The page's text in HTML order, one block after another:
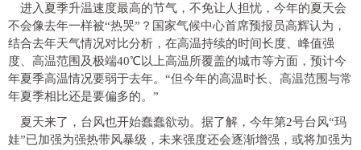
进入夏季升温速度最高的节气，不免让人担忧，今年的夏天会
不会像去年一样被“热哭”？国家气候中心首席预报员高辉认为，
结合去年天气情况对比分析，在高温持续的时间长度、峰值强
度、高温范围及极端40℃以上高温所覆盖的城市等方面，预计今
年夏季高温情况要弱于去年。“但今年的高温时长、高温范围与常
年夏季相比还是要偏多的。”
夏天来了，台风也开始蠢蠢欲动。据了解，今年第2号台风“玛
娃”已加强为强热带风暴级，未来强度还会逐渐增强，或将加强为